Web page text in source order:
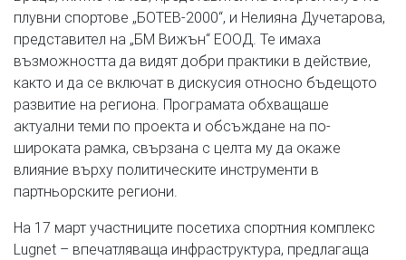
плувни спортове „БОТЕВ-2000“, и Нелияна Дучетарова,
представител на „БМ Вижън“ ЕООД. Te имаха
възможността да видят добри практики в действие,
както и да се включат в дискусия относно бъдещото
развитие на региона. Програмата обхващаше
актуални теми по проекта и обсъждане на по-
широката рамка, свързана с целта му да окаже
влияние върху политическите инструменти в
партньорските региони.
На 17 март участниците посетиха спортния комплекс
Lugnet – впечатляваща инфраструктура, предлагаща